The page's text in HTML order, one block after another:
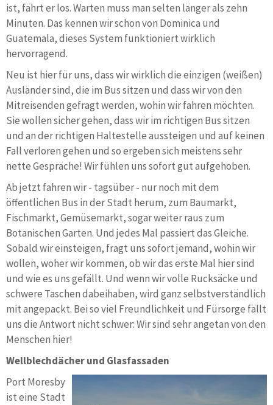
ist, fährt er los. Warten muss man selten länger als zehn
Minuten. Das kennen wir schon von Dominica und
Guatemala, dieses System funktioniert wirklich
hervorragend.
Neu ist hier für uns, dass wir wirklich die einzigen (weißen)
Ausländer sind, die im Bus sitzen und dass wir von den
Mitreisenden gefragt werden, wohin wir fahren möchten.
Sie wollen sicher gehen, dass wir im richtigen Bus sitzen
und an der richtigen Haltestelle aussteigen und auf keinen
Fall verloren gehen und so ergeben sich meistens sehr
nette Gespräche! Wir fühlen uns sofort gut aufgehoben.
Ab jetzt fahren wir - tagsüber - nur noch mit dem
öffentlichen Bus in der Stadt herum, zum Baumarkt,
Fischmarkt, Gemüsemarkt, sogar weiter raus zum
Botanischen Garten. Und jedes Mal passiert das Gleiche.
Sobald wir einsteigen, fragt uns sofort jemand, wohin wir
wollen, woher wir kommen, ob wir das erste Mal hier sind
und wie es uns gefällt. Und wenn wir volle Rucksäcke und
schwere Taschen dabeihaben, wird ganz selbstverständlich
mit angepackt. Bei so viel Freundlichkeit und Fürsorge fällt
uns die Antwort nicht schwer: Wir sind sehr angetan von den
Menschen hier!
Wellblechdächer und Glasfassaden
Port Moresby
ist eine Stadt